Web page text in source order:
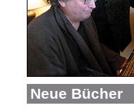
Neue Bücher